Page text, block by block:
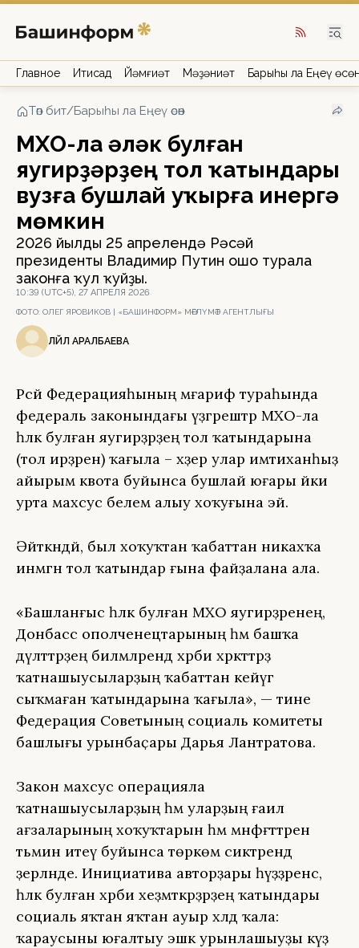
Главное Иҡтисад Йәмғиәт Мәҙәниәт Барыһы ла Еңеү
Төп бит/Барыһы ла Еңеү өсөн
МХО-ла һәләк булған
яугирҙәрҙең тол ҡатындары
вузға бушлай уҡырға инергә
мөмкин
2026 йылдың 25 апрелендә Рәсәй
президенты Владимир Путин ошо турала
законға ҡул ҡуйҙы.
10:39 (UTC+5), 27 АПРЕЛЯ 2026
ФОТО: ОЛЕГ ЯРОВИКОВ | «БАШИНФОРМ» МӘҒЛҮМӘТ АГЕНТЛЫҒЫ
ЛӘЙЛӘ АРАЛБАЕВА
Рәсәй Федерацияһының мәғариф тураһында
федераль законындағы үҙгәрештәр МХО-ла
һәләк булған яугирҙәрҙең тол ҡатындарына
(тол ирҙәренә) ҡағыла – хәҙер улар имтиханһыҙ
айырым квота буйынса бушлай юғары йәки
урта махсус белем алыу хоҡуғына эйә.
Әйткәндәй, был хоҡуҡтан ҡабаттан никахҡа
инмәгән тол ҡатындар ғына файҙалана ала.
«Башланғыс һәләк булған МХО яугирҙәренең,
Донбасс ополченецтарының һәм башҡа
дәүләттәрҙең биләмәләрендә хәрби хәрәкәттәрҙә
ҡатнашыусыларҙың ҡабаттан кейәүгә
сыҡмаған ҡатындарына ҡағыла», — тине
Федерация Советының социаль комитеты
башлығы урынбаҫары Дарья Лантратова.
Закон махсус операцияла
ҡатнашыусыларҙың һәм уларҙың ғаилә
ағзаларының хоҡуҡтарын һәм мәнфәғәттәрен
тәьмин итеү буйынса төркөм сиктәрендә
әҙерләнде. Инициатива авторҙары һүҙҙәренсә,
һәләк булған хәрби хеҙмәткәрҙәрҙең ҡатындары
социаль яҡтан яҡтан ауыр хәлдә ҡала:
ҡараусыны юғалтыу эшкә урынлашыуҙы күҙ